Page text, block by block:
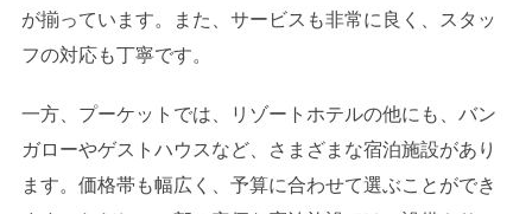
が揃っています。また、サービスも非常に良く、スタッ
フの対応も丁寧です。
一方、プーケットでは、リゾートホテルの他にも、バン
ガローやゲストハウスなど、さまざまな宿泊施設があり
ます。価格帯も幅広く、予算に合わせて選ぶことができ